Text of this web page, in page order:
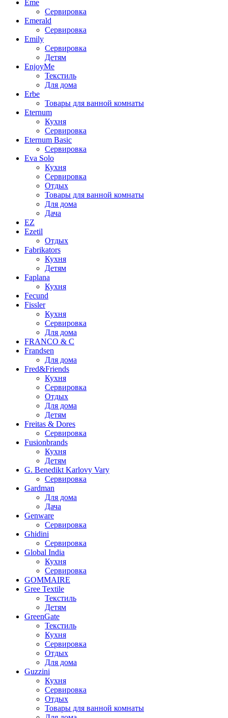
Eme
Сервировка
Emerald
Сервировка
Emily
Сервировка
Детям
EnjoyMe
Текстиль
Для дома
Erbe
Товары для ванной комнаты
Eternum
Кухня
Сервировка
Eternum Basic
Сервировка
Eva Solo
Кухня
Сервировка
Отдых
Товары для ванной комнаты
Для дома
Дача
EZ
Ezetil
Отдых
Fabrikators
Кухня
Детям
Faplana
Кухня
Fecund
Fissler
Кухня
Сервировка
Для дома
FRANCO & C
Frandsen
Для дома
Fred&Friends
Кухня
Сервировка
Отдых
Для дома
Детям
Freitas & Dores
Сервировка
Fusionbrands
Кухня
Детям
G. Benedikt Karlovy Vary
Сервировка
Gardman
Для дома
Дача
Genware
Сервировка
Ghidini
Сервировка
Global India
Кухня
Сервировка
GOMMAIRE
Gree Textile
Текстиль
Детям
GreenGate
Текстиль
Кухня
Сервировка
Отдых
Для дома
Guzzini
Кухня
Сервировка
Отдых
Товары для ванной комнаты